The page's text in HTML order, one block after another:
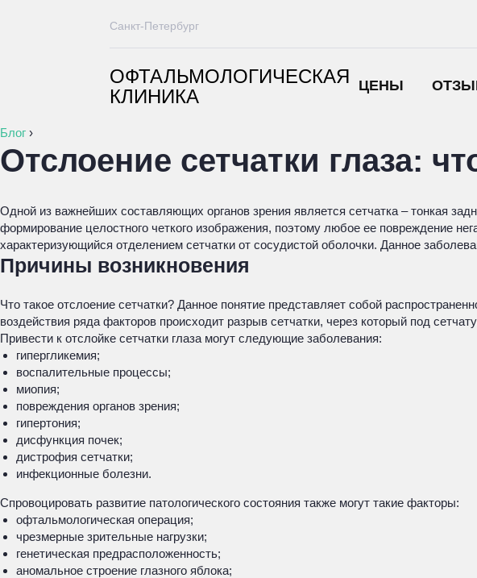
ОФТАЛЬМОЛОГИЧЕСКАЯ
КЛИНИКА
ЦЕНЫ
Санкт-Петербург
Блог ›
Отслоение сетчатки глаза:
Одной из важнейших составляющих органов зрения является сетчатка – тонкая
формирование целостного четкого изображения, поэтому любое ее повреждение
характеризующийся отделением сетчатки от сосудистой оболочки. Данное
Причины возникновения
Что такое отслоение сетчатки? Данное понятие представляет собой
воздействия ряда факторов происходит разрыв сетчатки, через который под
Привести к отслойке сетчатки глаза могут следующие заболевания:
гипергликемия;
воспалительные процессы;
миопия;
повреждения органов зрения;
гипертония;
дисфункция почек;
дистрофия сетчатки;
инфекционные болезни.
Спровоцировать развитие патологического состояния также могут такие факторы:
офтальмологическая операция;
чрезмерные зрительные нагрузки;
генетическая предрасположенность;
аномальное строение глазного яблока;